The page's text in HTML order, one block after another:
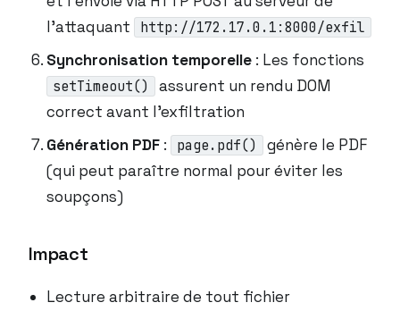
l’attaquant
http://172.17.0.1:8000/exfil
Synchronisation temporelle : Les fonctions
setTimeout()
assurent un rendu DOM
correct avant l’exfiltration
Génération PDF : page.pdf()
génère le PDF
(qui peut paraître normal pour éviter les
soupçons)
Impact
Lecture arbitraire de tout fichier